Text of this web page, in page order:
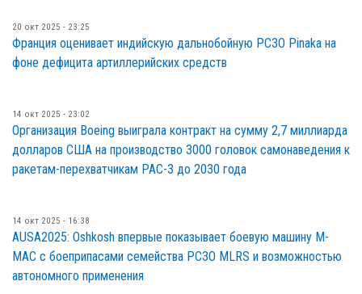
20 окт 2025 - 23:25
Франция оценивает индийскую дальнобойную РСЗО Pinaka на
фоне дефицита артиллерийских средств
14 окт 2025 - 23:02
Организация Boeing выиграла контракт на сумму 2,7 миллиарда
долларов США на производство 3000 головок самонаведения к
ракетам-перехватчикам PAC-3 до 2030 года
14 окт 2025 - 16:38
AUSA2025: Oshkosh впервые показывает боевую машину M-
MAC с боеприпасами семейства РСЗО MLRS и возможностью
автономного применения